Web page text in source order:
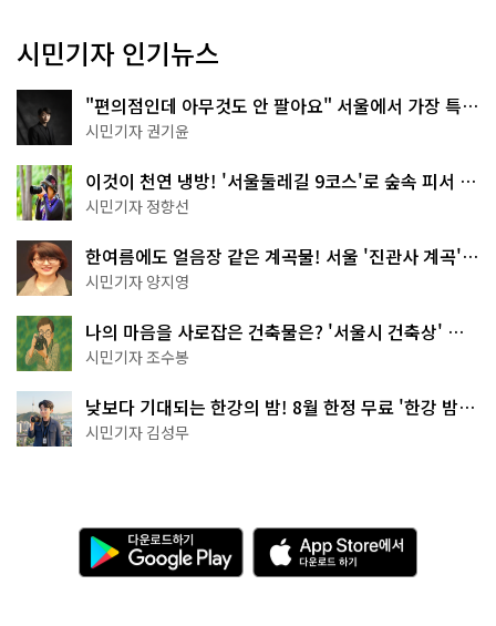
시민기자 인기뉴스
"편의점인데 아무것도 안 팔아요" 서울에서 가장 특별
한 편의점의 정체
시민기자 권기윤
이것이 천연 냉방! '서울둘레길 9코스'로 숲속 피서 떠
나볼까
시민기자 정향선
한여름에도 얼음장 같은 계곡물! 서울 '진관사 계곡'이
천국이네~
시민기자 양지영
나의 마음을 사로잡은 건축물은? '서울시 건축상' 수
상작 공개!
시민기자 조수봉
낮보다 기대되는 한강의 밤! 8월 한정 무료 '한강 밤
핑' 예약은?
시민기자 김성무
다
운
로
A
p
p